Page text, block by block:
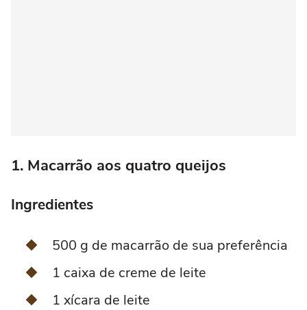
1. Macarrão aos quatro queijos
Ingredientes
500 g de macarrão de sua preferência
1 caixa de creme de leite
1 xícara de leite